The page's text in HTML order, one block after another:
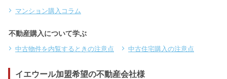
マンション購入コラム
不動産購入について学ぶ
中古物件を内覧するときの注意点 中古住宅購入の注意点
イエウール加盟希望の不動産会社様